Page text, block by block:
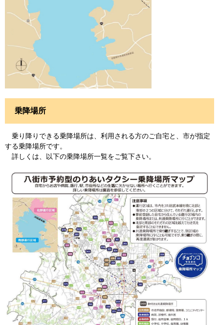
乗降場所
乗り降りできる乗降場所は、利用される方のご自宅と、市が指定
する乗降場所です。
詳しくは、以下の乗降場所一覧をご覧下さい。